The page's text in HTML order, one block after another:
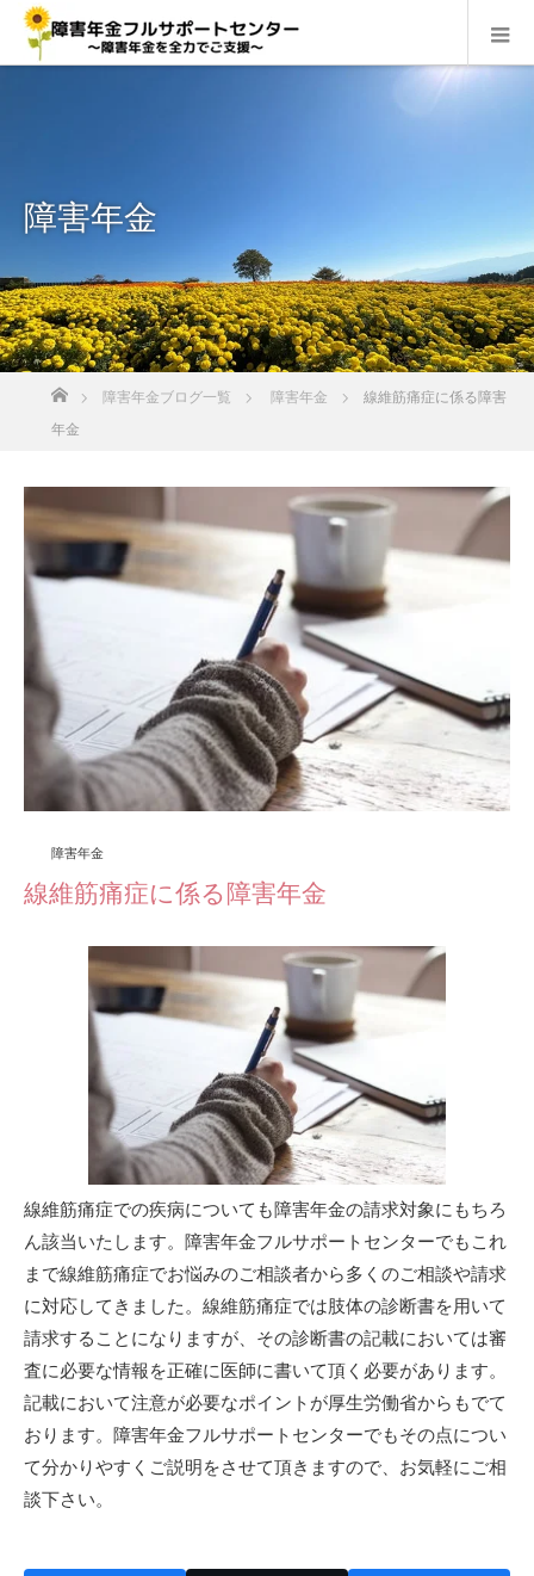
障害年金
障害年金ブログ一覧 障害年金
線維筋痛症に係る障害
年金
障害年金
線維筋痛症に係る障害年金
線維筋痛症での疾病についても障害年金の請求対象にもちろ
ん該当いたします。障害年金フルサポートセンターでもこれ
まで線維筋痛症でお悩みのご相談者から多くのご相談や請求
に対応してきました。線維筋痛症では肢体の診断書を用いて
請求することになりますが、その診断書の記載においては審
査に必要な情報を正確に医師に書いて頂く必要があります。
記載において注意が必要なポイントが厚生労働省から もでて
おります。障害年金フルサポートセンターでもその点につい
て分かりやすくご説明をさせて頂きますので、お気軽にご相
談下さい。